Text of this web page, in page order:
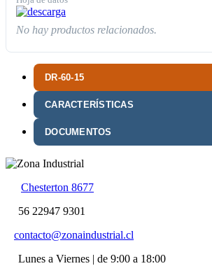
DR-60-15
CARACTERÍSTICAS
DOCUMENTOS
No hay productos relacionados.
Chesterton 8677
56 22947 9301
contacto@zonaindustrial.cl
Lunes a Viernes | de 9:00 a 18:00